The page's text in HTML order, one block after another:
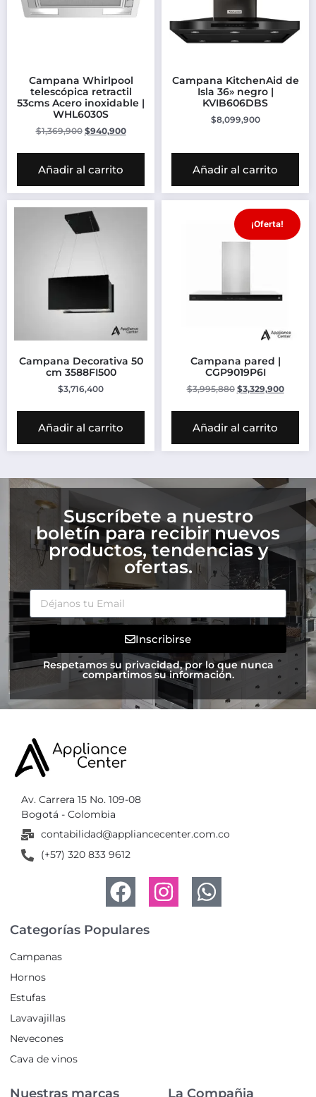
Campana Whirlpool
telescópica retractil
53cms Acero inoxidable |
WHL6030S
$1,369,900 $940,900
Añadir al carrito
Campana KitchenAid de
Isla 36» negro |
KVIB606DBS
$8,099,900
Añadir al carrito
Campana Decorativa 50
cm 3588FI500
$3,716,400
Añadir al carrito
¡Oferta!
Campana pared |
CGP9019P6I
$3,995,880 $3,329,900
Añadir al carrito
Suscríbete a nuestro
boletín para recibir nuevos
productos, tendencias y
ofertas.
Inscribirse
Respetamos su privacidad, por lo que nunca
compartimos su información.
Av. Carrera 15 No. 109-08
Bogotá - Colombia
contabilidad@appliancecenter.com.co
(+57) 320 833 9612
Categorías Populares
Campanas
Hornos
Estufas
Lavavajillas
Nevecones
Cava de vinos
Nuestras marcas La Compañia